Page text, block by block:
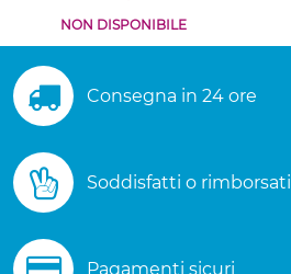
NON DISPONIBILE
Consegna in 24 ore
Soddisfatti o rimborsati
Pagamenti sicuri